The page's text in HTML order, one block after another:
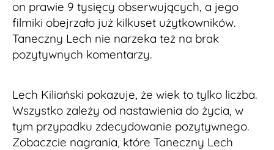
on prawie 9 tysięcy obserwujących, a jego
filmiki obejrzało już kilkuset użytkowników.
Taneczny Lech nie narzeka też na brak
pozytywnych komentarzy.
Lech Kiliański pokazuje, że wiek to tylko liczba.
Wszystko zależy od nastawienia do życia, w
tym przypadku zdecydowanie pozytywnego.
Zobaczcie nagrania, które Taneczny Lech